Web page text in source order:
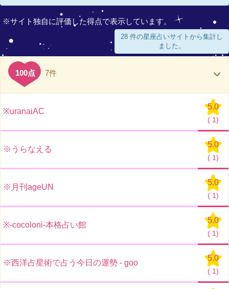
※サイト独自に評価した得点で表示しています。
28 件の星座占いサイトから集計し
ました。
100点 7件
※uranaiAC
5.0
( 1)
※うらなえる
5.0
( 1)
※月刊ageUN
5.0
( 1)
※-cocoloni-本格占い館
5.0
( 1)
※西洋占星術で占う今日の運勢 - goo
5.0
( 1)